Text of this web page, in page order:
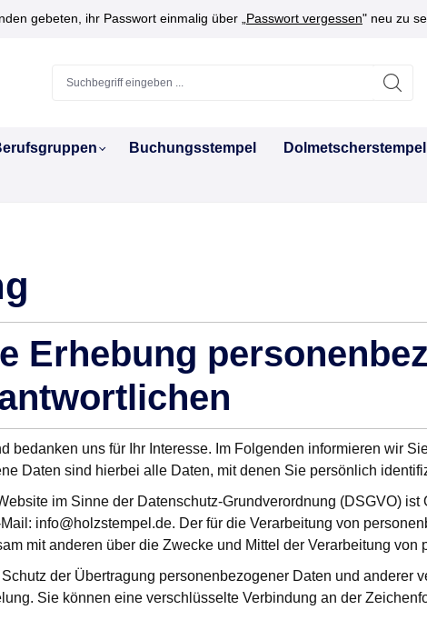
gebeten, ihr Passwort einmalig über „ Passwort vergessen" neu zu
Buchungsstempel Dolmetscherstempel
Erhebung
uns für Ihr Interesse. Im Folgenden informieren wir
Daten sind hierbei alle Daten, mit denen Sie persönlich
im Sinne der Datenschutz-Grundverordnung (DSGVO)
info@holzstempel.de. Der für die Verarbeitung von
mit anderen über die Zwecke und Mittel der Verarbeitung von
der Übertragung personenbezogener Daten und anderer
Sie können eine verschlüsselte Verbindung an der